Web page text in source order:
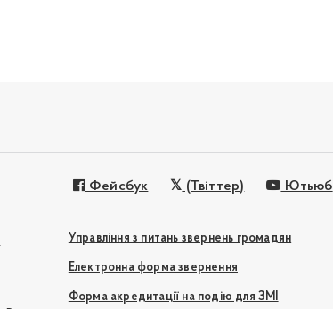
Фейсбук (Твіттер) Ютьюб
Управління з питань звернень громадян
Електронна форма звернення
Форма акредитації на подію для ЗМІ